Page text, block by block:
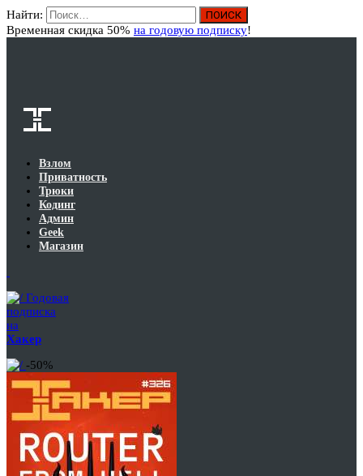
Найти:
Временная скидка 50% на годовую подписку!
Взлом
Приватность
Трюки
Кодинг
Админ
Geek
Магазин
Годовая
подписка
на
Хакер
-50%